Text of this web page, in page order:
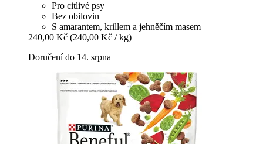
Pro citlivé psy
Bez obilovin
S amarantem, krillem a jehněčím masem
240,00 Kč (240,00 Kč / kg)
Doručení do 14. srpna